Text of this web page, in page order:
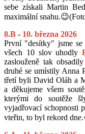
sebe získali Martin
maximální
8.B - 10. března 2026
První "desítky" jsme
všech 10 slov uhodly
zaslouženě tak
druhé se umístily Anna
třetí byli David Oláh a
a děkujeme všem
kterými do soutěže
vyjadřovací schopnosti
vteřin, to byl rekord